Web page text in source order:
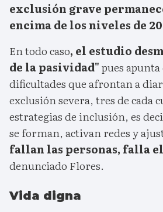
exclusión grave
encima de los niveles de
En todo caso, el estudio
de la pasividad"pues apunta
dificultades que afrontan a
exclusión severa, tres de cada
estrategias de inclusión, es
se forman, activan redes y
fallan las personas, falla
denunciado Flores.
Vida digna